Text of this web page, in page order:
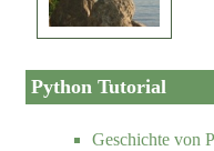
Python Tutorial
Geschichte von